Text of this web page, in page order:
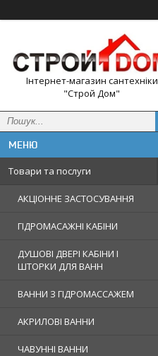
Інтернет-магазин сантехніки
"Строй Дом"
Товари та послуги
АКЦІОННЕ ЗАСТОСУВАННЯ
ГІДРОМАСАЖНІ КАБІНИ
ДУШОВІ ДВЕРІ КАБІНИ І
ШТОРКИ ДЛЯ ВАНН
ВАННИ З ГІДРОМАССАЖЕМ
АКРИЛОВІ ВАННИ
ЧАВУННІ ВАННИ